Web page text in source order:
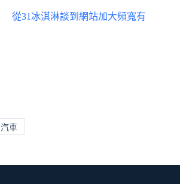
從31冰淇淋談到網站加大頻寬有
汽車